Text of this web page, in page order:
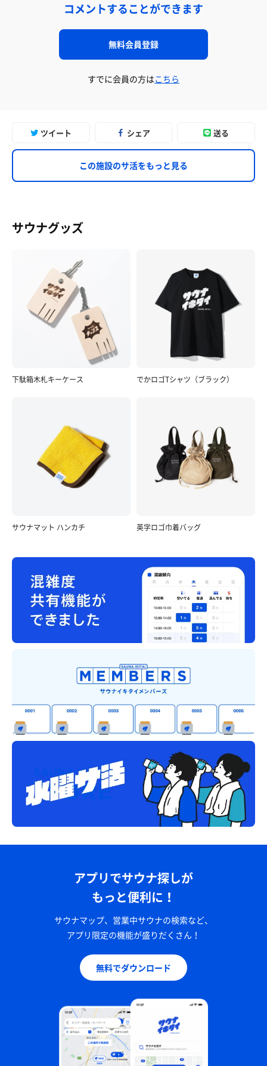
コメントすることができます
無料会員登録
すでに会員の方はこちら
ツイート シェア 送る
この施設のサ活をもっと見る
サウナグッズ
下駄箱木札キーケース でかロゴTシャツ（ブラック）
サウナマット ハンカチ 英字ロゴ巾着バッグ
アプリでサウナ探しが
もっと便利に！
サウナマップ、営業中サウナの検索など、
アプリ限定の機能が盛りだくさん！
無料でダウンロード